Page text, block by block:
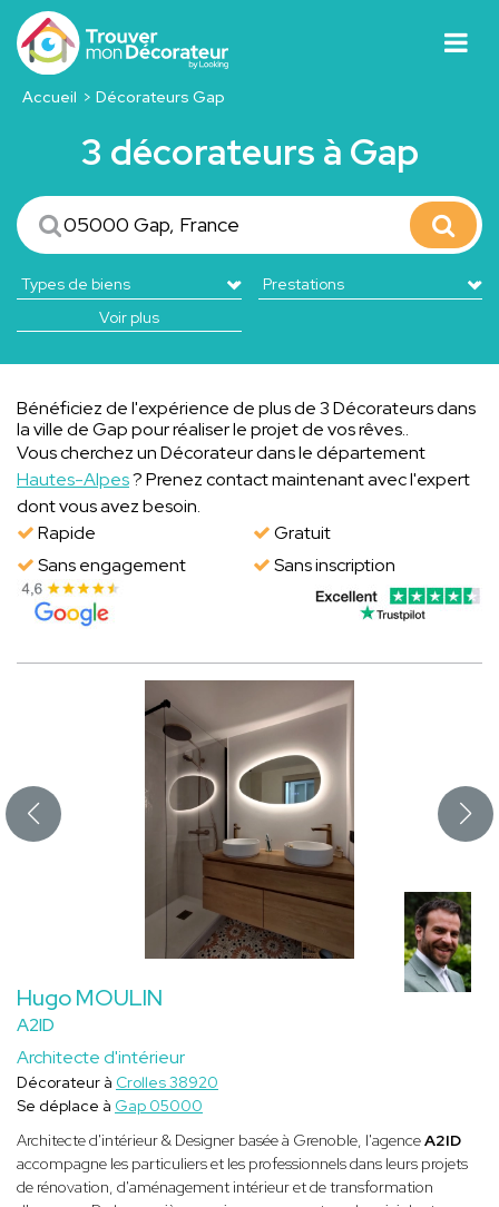
Accueil Décorateurs Gap
3 décorateurs à Gap
Voir plus
Bénéficiez de l'expérience de plus de 3 Décorateurs dans
la ville de Gap pour réaliser le projet de vos rêves..
Vous cherchez un Décorateur dans le département
Hautes-Alpes? Prenez contact maintenant avec l'expert
dont vous avez besoin.
Rapide
Gratuit
Sans engagement
Sans inscription
Hugo MOULIN
A2ID
Architecte d'intérieur
Décorateur à Crolles 38920
Se déplace à Gap 05000
Architecte d'intérieur & Designer basée à Grenoble, l'agenceA2ID
accompagne les particuliers et les professionnels dans leurs projets
de rénovation, d'aménagement intérieur et de transformation